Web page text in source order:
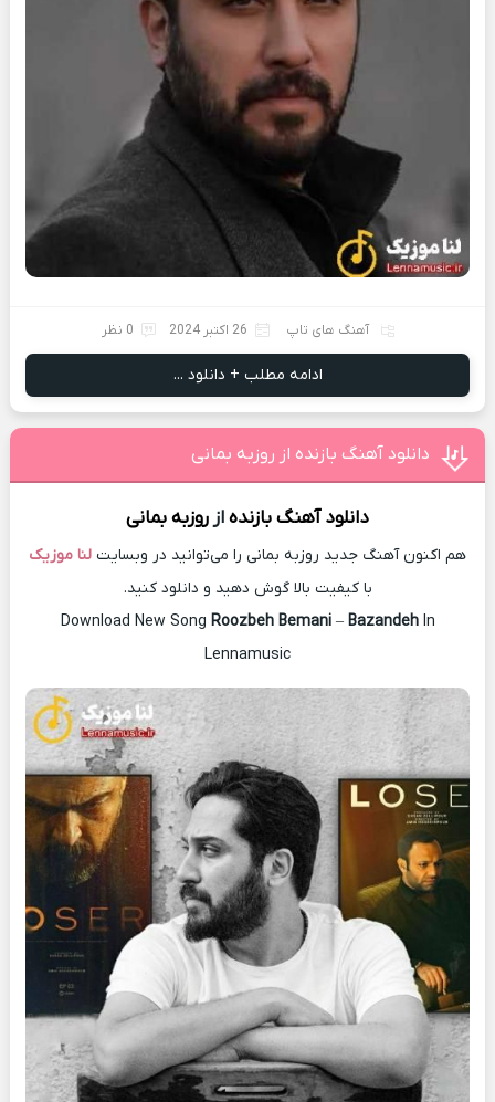
آهنگ های تاپ 26 اکتبر 2024 0 نظر
ادامه مطلب + دانلود ...
دانلود آهنگ بازنده از روزبه بمانی
دانلود آهنگبازندهازروزبه بمانی
هم اکنون آهنگ جدید روزبه بمانی را می‌توانید در وبسایت لنا موزیک
با کیفیت بالا گوش دهید و دانلود کنید.
Download New Song Roozbeh Bemani– BazandehIn
Lennamusic